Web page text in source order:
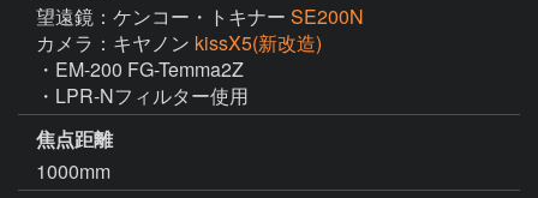
望遠鏡：ケンコー・トキナー SE200N
カメラ：キヤノン kissX5(新改造)
・EM-200 FG-Temma2Z
・LPR-Nフィルター使用
焦点距離
1000mm